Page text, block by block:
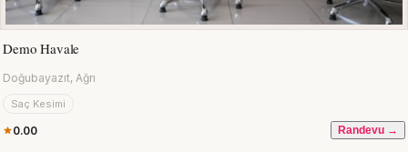
Demo Havale
Doğubayazıt, Ağrı
Saç Kesimi
0.00 Randevu →